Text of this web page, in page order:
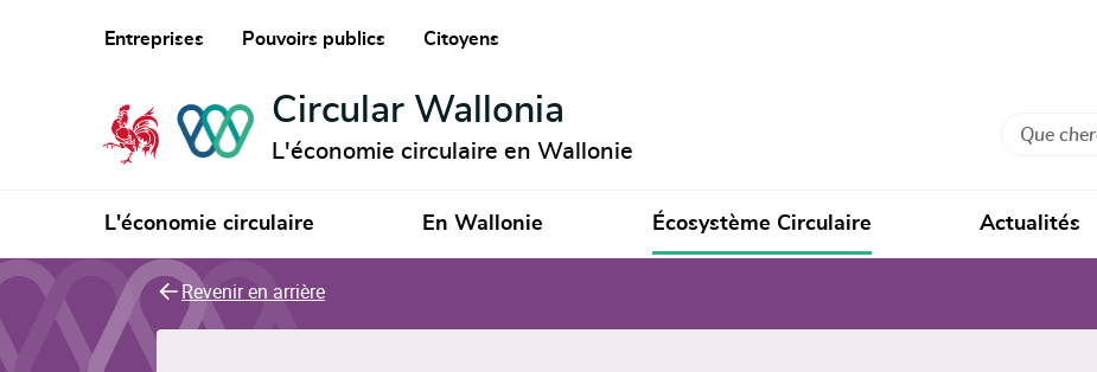
Entreprises Pouvoirs publics Citoyens
Circular Wallonia
L'économie circulaire en Wallonie
Rechercher
L'économie circulaire En Wallonie Écosystème Circulaire Actualités
Revenir en arrière